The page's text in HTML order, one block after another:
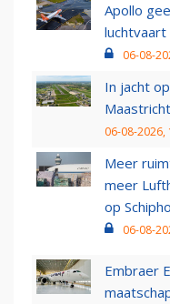
Apollo
luchtvaart
06-08-
In jacht
06-08-2026,
Meer
meer
op
06-08-
Embraer